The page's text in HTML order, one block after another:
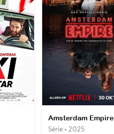
Amsterdam Empire
Série • 2025